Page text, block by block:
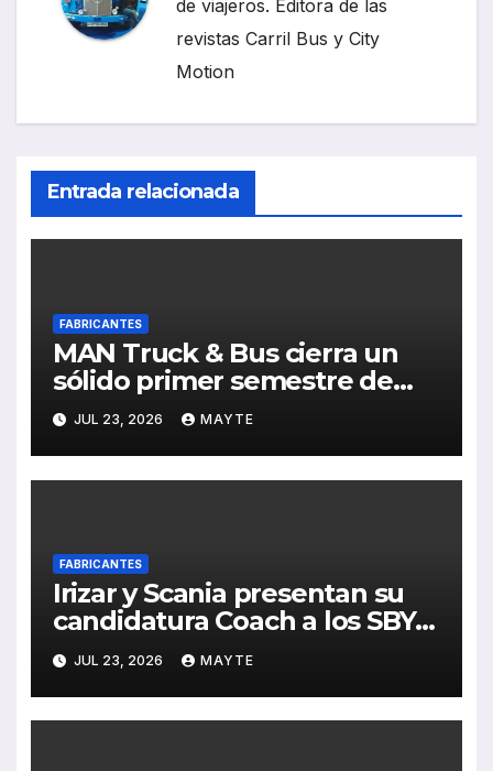
de viajeros. Editora de las
revistas Carril Bus y City
Motion
Entrada relacionada
FABRICANTES
MAN Truck & Bus cierra un
sólido primer semestre de
2026 con crecimiento en
ventas, pedidos y
rentabilidad
JUL 23, 2026 MAYTE
FABRICANTES
Irizar y Scania presentan su
candidatura Coach a los SBY
2027 con el i6S Efficient sobre
plataforma Super PHEV
JUL 23, 2026 MAYTE